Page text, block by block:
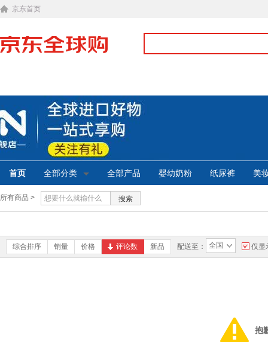
京东首页
首页 全部分类 全部产品 婴幼奶粉 纸尿裤 美
所有商品 > 搜索
综合排序 销量 价格 评论数 新品 配送至： 全国 仅显
抱